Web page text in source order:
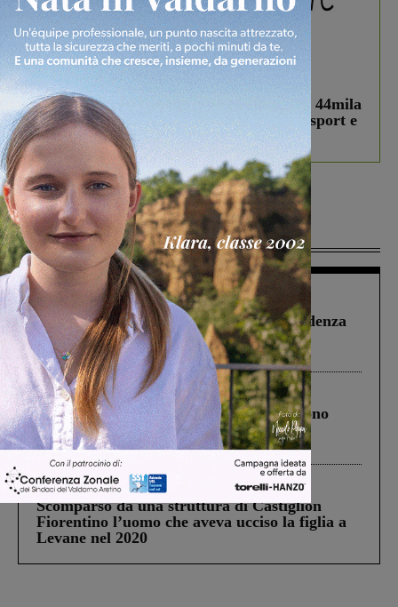
In vetrina 3 Agosto 2026
Estra Notizie agosto: Smart Cities, oltre 44mila
studenti coinvolti, torna il bando per lo sport e
debutta il podcast Estrair
Più lette
Figline Incisa Valdarno 1 Agosto 2026
Piscina di Figline finanziata oltre la scadenza
Pnrr, il gruppo di Fratelli d’Italia: “Un
ringraziamento al Governo”
Cronaca 4 Agosto 2026
Un anno fa la strage in A1 in cui morirono
Gianni, Giulia e Franco. Lo schianto, il
processo, lo stop ai sorpassi fra tir....
Cronaca 3 Agosto 2026
Scomparso da una struttura di Castiglion
Fiorentino l’uomo che aveva ucciso la figlia a
Levane nel 2020